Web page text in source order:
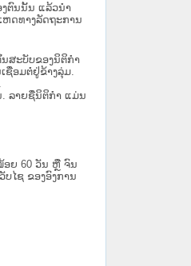
ຕົນນັ້ນ ແລ້ວນໍາ
ດ​ທາງ​ລັດ​ຖະ​ການ
ນສະບັບຂອງນິຕິກໍາ
ຊື່ອມຕໍ່ຢູ່ຂ້າງລຸ່ມ.
ລາຍຊື່ນິຕິກຳ ແມ່ນ
ອຍ 60 ວັນ ຫຼື ຈົນ
ໄຊ​ ຂອງອົງການ